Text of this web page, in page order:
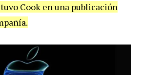
Cook en una publicación